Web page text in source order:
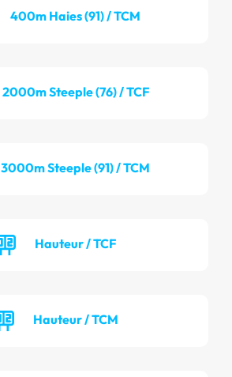
400m Haies (91) / TCM
2000m Steeple (76) / TCF
3000m Steeple (91) / TCM
Hauteur / TCF
Hauteur / TCM